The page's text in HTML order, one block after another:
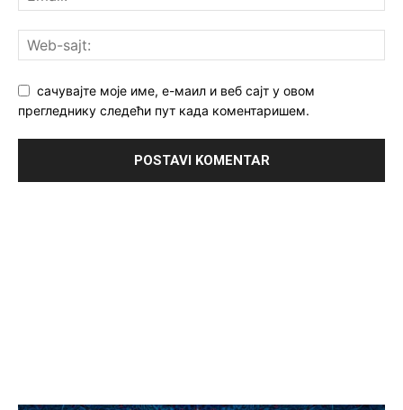
сачувајте моје име, е-маил и веб сајт у овом
прегледнику следећи пут када коментаришем.